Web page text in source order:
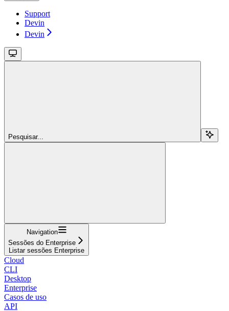
Support
Devin
Devin
Pesquisar...
Navigation
Sessões do Enterprise
Listar sessões Enterprise
Cloud
CLI
Desktop
Enterprise
Casos de uso
API